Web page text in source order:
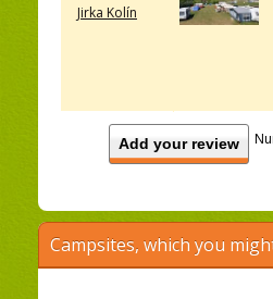
Jirka Kolín
Add your review
Campsites, which you